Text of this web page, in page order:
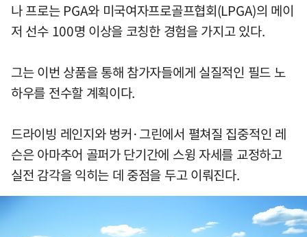
나 프로는 PGA와 미국여자프로골프협회(LPGA)의 메이
저 선수 100명 이상을 코칭한 경험을 가지고 있다.
그는 이번 상품을 통해 참가자들에게 실질적인 필드 노
하우를 전수할 계획이다.
드라이빙 레인지와 벙커·그린에서 펼쳐질 집중적인 레
슨은 아마추어 골퍼가 단기간에 스윙 자세를 교정하고
실전 감각을 익히는 데 중점을 두고 이뤄진다.